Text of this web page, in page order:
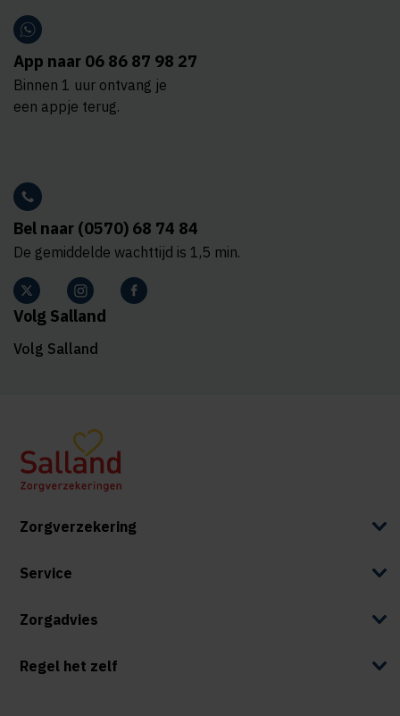
App naar 06 86 87 98 27
Binnen 1 uur ontvang je
een appje terug.
Bel naar (0570) 68 74 84
De gemiddelde wachttijd is 1,5 min.
Volg Salland
Volg Salland
Zorgverzekering
Service
Zorgadvies
Regel het zelf